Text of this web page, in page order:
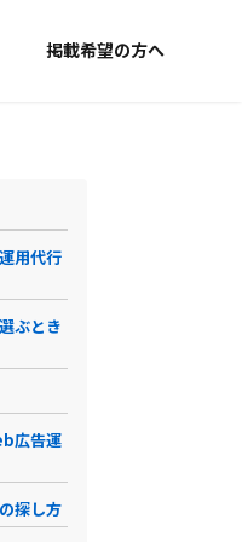
掲載希望の方へ
用代行
ぶとき
広告運
探し方